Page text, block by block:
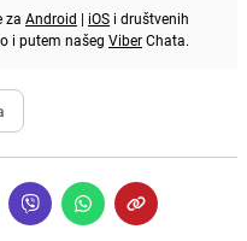
za Android | iOS i društvenih
i putem našeg ViberChata.